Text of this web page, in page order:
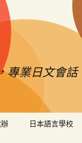
專業日文會話
日本語言學校